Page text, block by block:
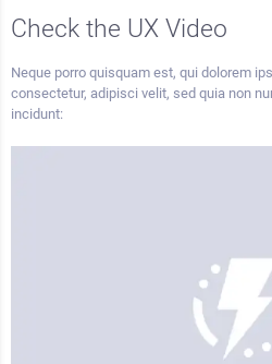
Check the UX Video
Neque porro quisquam est, qui dolorem
consectetur, adipisci velit, sed quia non
incidunt: